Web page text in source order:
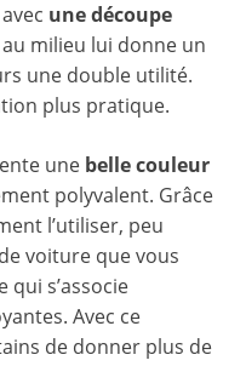
une découpe
au milieu lui donne un
une double utilité.
plus pratique.
une belle couleur
polyvalent. Grâce
l’utiliser, peu
voiture que vous
qui s’associe
Avec ce
de donner plus de